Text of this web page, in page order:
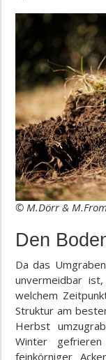
© M.Dörr &
Den
Da das
unvermeidbar
welchem
Struktur am
Herbst
Winter
feinkörniger